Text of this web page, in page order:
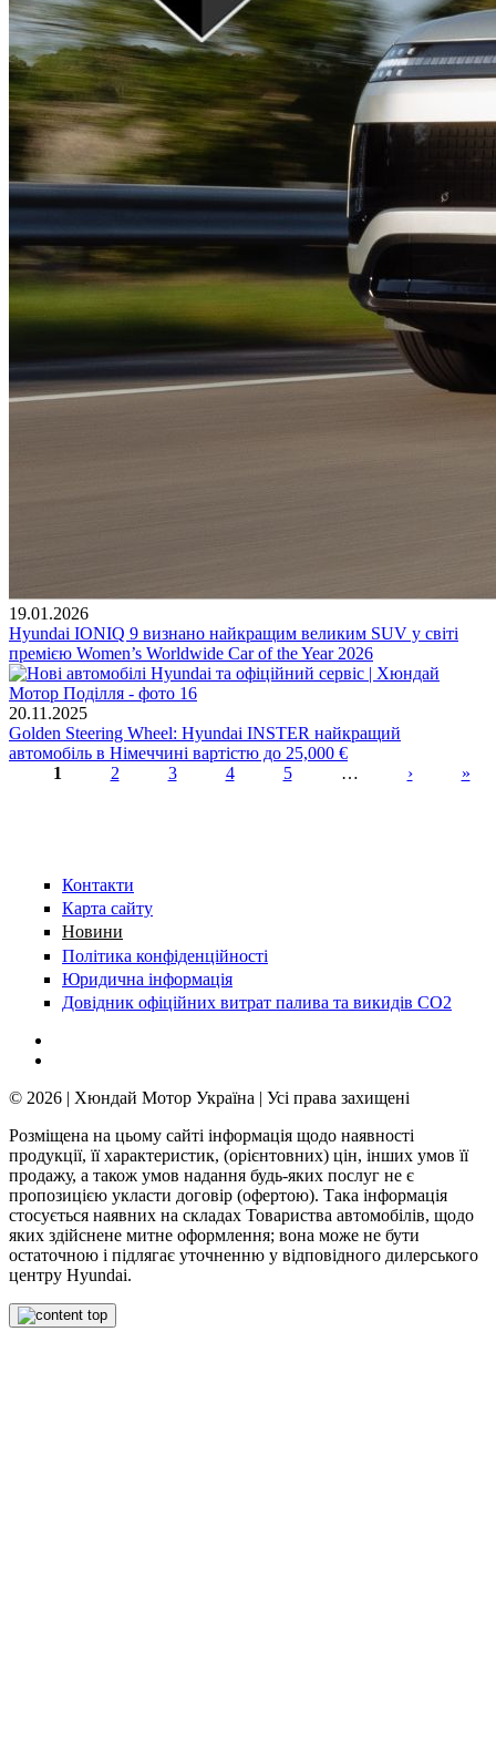
19.01.2026
Hyundai IONIQ 9 визнано найкращим великим SUV у світі
премією Women’s Worldwide Car of the Year 2026
20.11.2025
Golden Steering Wheel: Hyundai INSTER найкращий
автомобіль в Німеччині вартістю до 25,000 €
1 2 3 4 5 … › »
Контакти
Карта сайту
Новини
Політика конфіденційності
Юридична інформація
Довідник офіційних витрат палива та викидів СО2
© 2026 | Хюндай Мотор Україна | Усі права захищені
Розміщена на цьому сайті інформація щодо наявності
продукції, її характеристик, (орієнтовних) цін, інших умов її
продажу, а також умов надання будь-яких послуг не є
пропозицією укласти договір (офертою). Така інформація
стосується наявних на складах Товариства автомобілів, щодо
яких здійснене митне оформлення; вона може не бути
остаточною і підлягає уточненню у відповідного дилерського
центру Hyundai.